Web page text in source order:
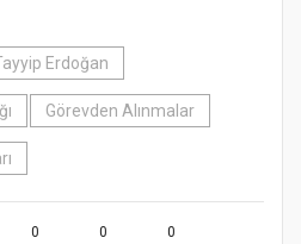
Erdoğan
Görevden Alınmalar
0 0 0